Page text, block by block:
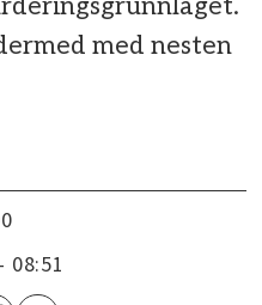
med nesten
08:51